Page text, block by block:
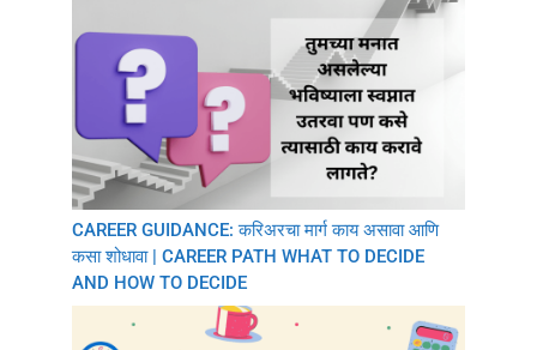
CAREER GUIDANCE: करिअरचा मार्ग काय असावा आणि
कसा शोधावा | CAREER PATH WHAT TO DECIDE
AND HOW TO DECIDE